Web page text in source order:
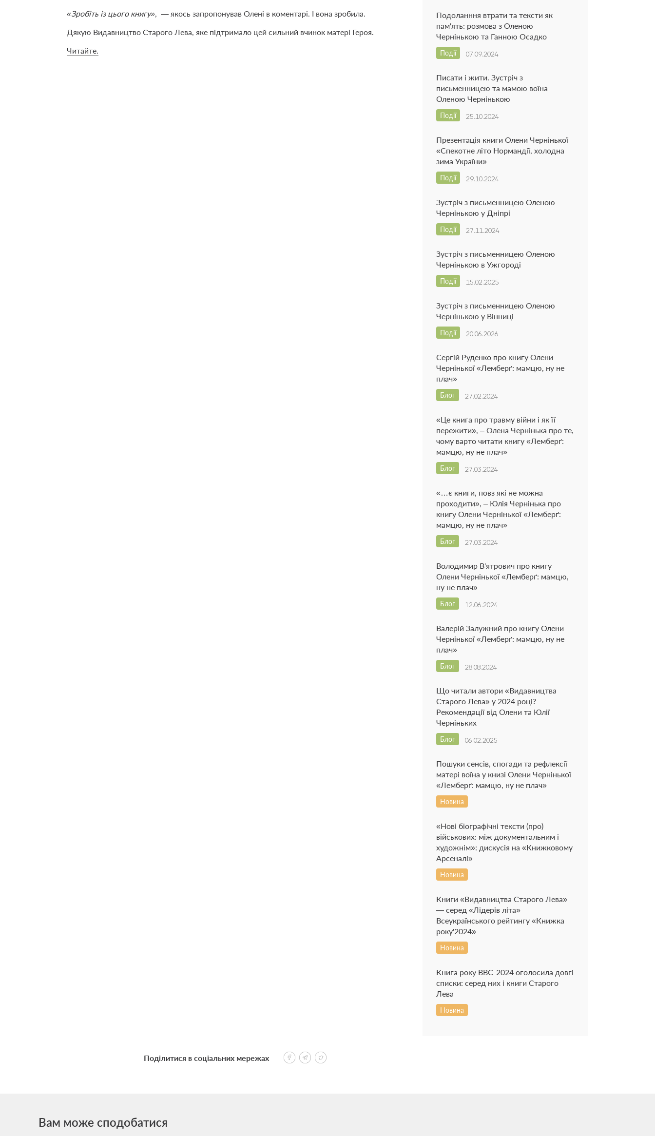
«Зробіть із цього книгу» , — якось запропонував Олені в коментарі. І вона зробила.
Дякую Видавництво Старого Лева, яке підтримало цей сильний вчинок матері Героя.
Читайте.
Подоланння втрати та тексти як
пам'ять: розмова з Оленою
Чернінькою та Ганною Осадко
07.09.2024
Події
Писати і жити. Зустріч з
письменницею та мамою воїна
Оленою Чернінькою
25.10.2024
Події
Презентація книги Олени Чернінької
«Спекотне літо Нормандії, холодна
зима України»
29.10.2024
Події
Зустріч з письменницею Оленою
Чернінькою у Дніпрі
27.11.2024
Події
Зустріч з письменницею Оленою
Чернінькою в Ужгороді
15.02.2025
Події
Зустріч з письменницею Оленою
Чернінькою у Вінниці
20.06.2026
Події
Сергій Руденко про книгу Олени
Чернінької «Лемберґ: мамцю, ну не
плач»
27.02.2024
Блог
«Це книга про травму війни і як її
пережити», – Олена Чернінька про те,
чому варто читати книгу «Лемберґ:
мамцю, ну не плач»
27.03.2024
Блог
«…є книги, повз які не можна
проходити», – Юлія Чернінька про
книгу Олени Чернінької «Лемберґ:
мамцю, ну не плач»
27.03.2024
Блог
Володимир В'ятрович про книгу
Олени Чернінької «Лемберґ: мамцю,
ну не плач»
12.06.2024
Блог
Валерій Залужний про книгу Олени
Чернінької «Лемберґ: мамцю, ну не
плач»
28.08.2024
Блог
Що читали автори «Видавництва
Старого Лева» у 2024 році?
Рекомендації від Олени та Юлії
Черніньких
06.02.2025
Блог
Пошуки сенсів, спогади та рефлексії
матері воїна у книзі Олени Чернінької
«Лемберґ: мамцю, ну не плач»
Новина
«Нові біографічні тексти (про)
військових: між документальним і
художнім»: дискусія на «Книжковому
Арсеналі»
Новина
Книги «Видавництва Старого Лева»
— серед «Лідерів літа»
Всеукраїнського рейтингу «Книжка
року'2024»
Новина
Книга року BBC-2024 оголосила довгі
списки: серед них і книги Старого
Лева
Новина
Поділитися в соціальних мережах
Вам може сподобатися